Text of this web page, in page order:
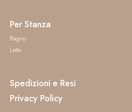
Per Stanza
Bagno
Letto
Spedizioni e Resi
Privacy Policy